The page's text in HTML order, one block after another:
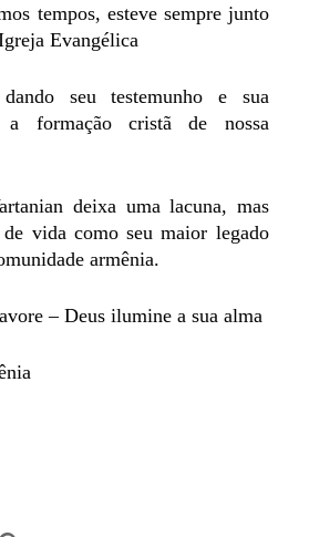
tempos, esteve sempre junto
Evangélica
seu testemunho e sua
a formação cristã de nossa
deixa uma lacuna, mas
vida como seu maior legado
armênia.
– Deus ilumine a sua alma